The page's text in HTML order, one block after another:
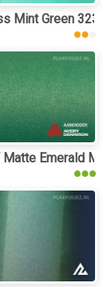
Gloss plakfolie
Mint Green
Matte Emerald